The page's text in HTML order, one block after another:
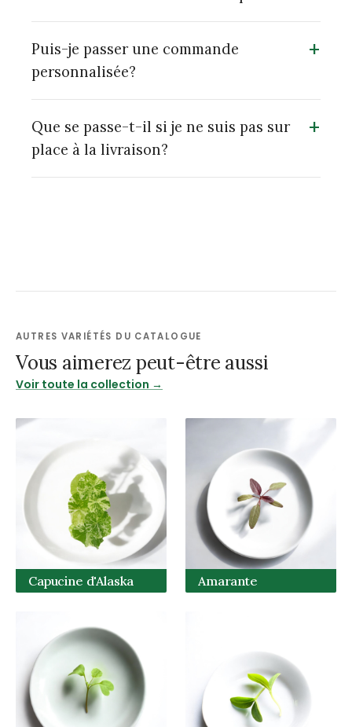
Puis-je passer une commande
personnalisée?
+
Que se passe-t-il si je ne suis pas sur
place à la livraison?
+
AUTRES VARIÉTÉS DU CATALOGUE
Vous aimerez peut-être aussi
Voir toute la collection →
Capucine d'Alaska Amarante